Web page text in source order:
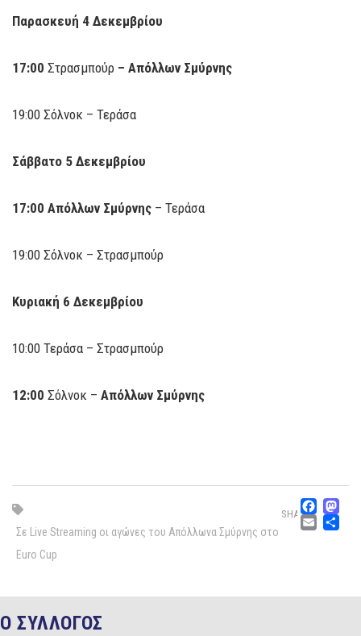
Παρασκευή 4 Δεκεμβρίου
17:00 Στρασμπούρ – Απόλλων Σμύρνης
19:00 Σόλνοκ – Τεράσα
Σάββατο 5 Δεκεμβρίου
17:00 Απόλλων Σμύρνης – Τεράσα
19:00 Σόλνοκ – Στρασμπούρ
Κυριακή 6 Δεκεμβρίου
10:00 Τεράσα – Στρασμπούρ
12:00 Σόλνοκ – Απόλλων Σμύρνης
Σε Live Streaming οι αγώνες του Απόλλωνα Σμύρνης στο
Euro Cup
SHARE
Ο ΣΥΛΛΟΓΟΣ